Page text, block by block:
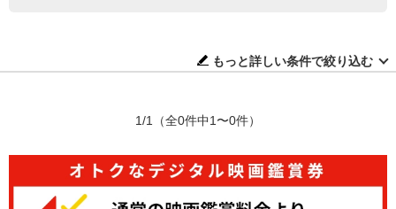
もっと詳しい条件で絞り込む
1/1 （全0件中1〜0件）